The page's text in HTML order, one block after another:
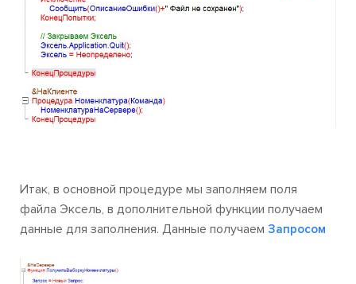
Итак, в основной процедуре мы заполняем поля
файла Эксель, в дополнительной функции получаем
данные для заполнения. Данные получаем Запросом